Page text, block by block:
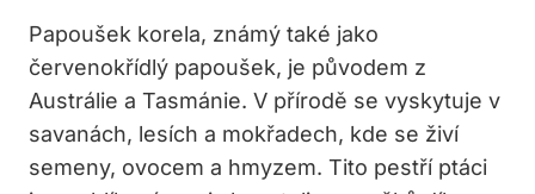
Papoušek korela, známý také jako
červenokřídlý papoušek, je původem z
Austrálie a Tasmánie. V přírodě se vyskytuje v
savanách, lesích a mokřadech, kde se živí
semeny, ovocem a hmyzem. Tito pestří ptáci